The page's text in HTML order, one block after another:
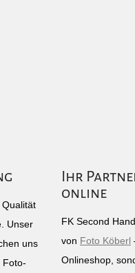
Unser
uns
Foto-
Ihr
online
FK Second
von Foto Köberl
Onlineshop,